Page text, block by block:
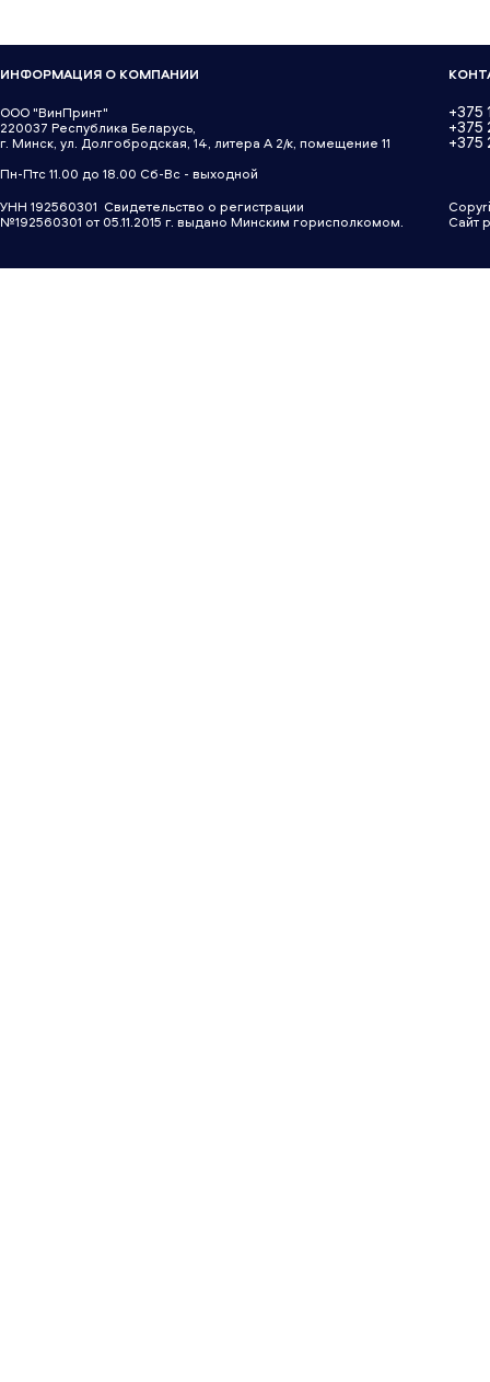
ИНФОРМАЦИЯ О КОМПАНИИ
ООО "ВинПринт"
220037 Республика Беларусь,
г. Минск, ул. Долгобродская, 14, литера А 2/к, помещение 11
Пн-Птс 11.00 до 18.00 Сб-Вс - выходной
УНН 192560301 Свидетельство о регистрации
№192560301 от 05.11.2015 г. выдано Минским горисполкомом.
+375
+375
+375
Сайт